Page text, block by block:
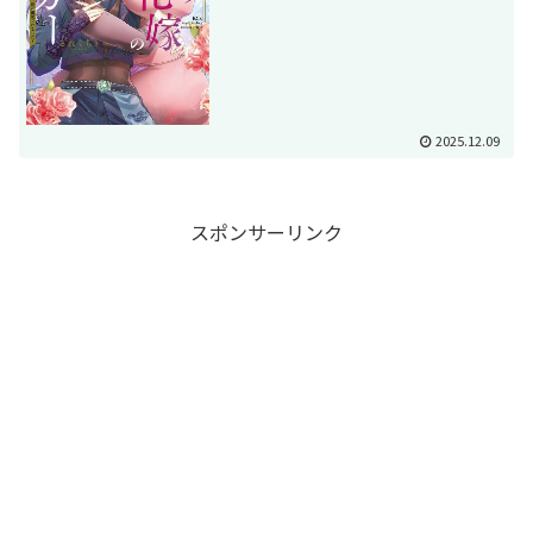
2025.12.09
スポンサーリンク